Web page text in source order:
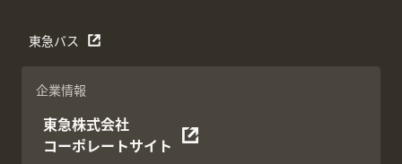
東急バス
企業情報
東急株式会社
コーポレートサイト